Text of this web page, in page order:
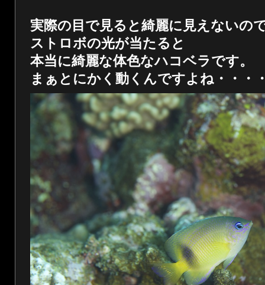
実際の目で見ると綺麗に見えないの
ストロボの光が当たると
本当に綺麗な体色なハコベラです。
まぁとにかく動くんですよね・・・